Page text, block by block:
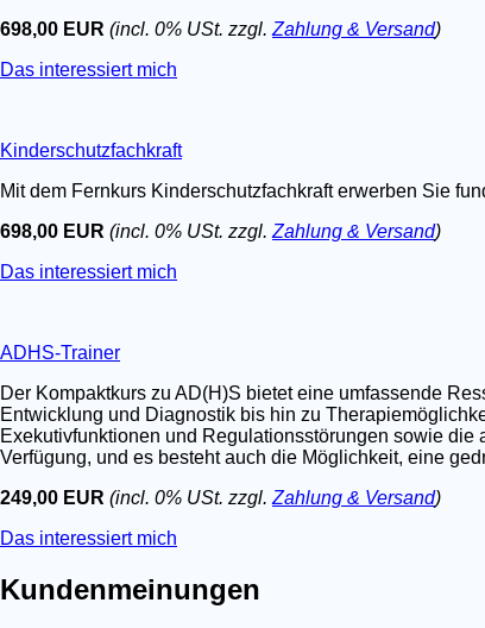
698,00 EUR (incl. 0% USt. zzgl. Zahlung & Versand)
Das interessiert mich
Kinderschutzfachkraft
Mit dem Fernkurs Kinderschutzfachkraft erwerben Sie
698,00 EUR (incl. 0% USt. zzgl. Zahlung & Versand)
Das interessiert mich
ADHS-Trainer
Der Kompaktkurs zu AD(H)S bietet eine umfassende
Entwicklung und Diagnostik bis hin zu
Exekutivfunktionen und Regulationsstörungen sowie
Verfügung, und es besteht auch die Möglichkeit, eine
249,00 EUR (incl. 0% USt. zzgl. Zahlung & Versand)
Das interessiert mich
Kundenmeinungen